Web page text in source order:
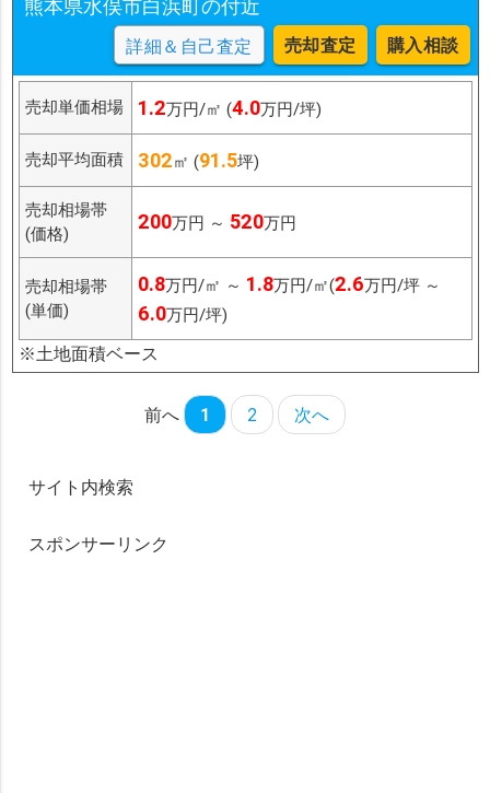
熊本県水俣市白浜町の付近
詳細＆自己査定 売却査定 購入相談
売却単価相場 1.2万円/㎡ (4.0万円/坪)
売却平均面積 302㎡ (91.5坪)
売却相場帯
(価格)
200万円 ～ 520万円
売却相場帯
(単価)
0.8万円/㎡ ～ 1.8万円/㎡(2.6万円/坪 ～
6.0万円/坪)
※土地面積ベース
前へ 1 2 次へ
サイト内検索
スポンサーリンク